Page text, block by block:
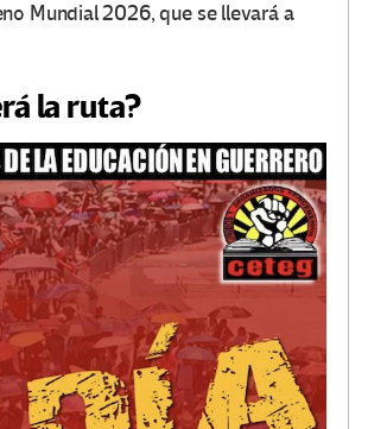
Mundial 2026, que se llevará a
la ruta?